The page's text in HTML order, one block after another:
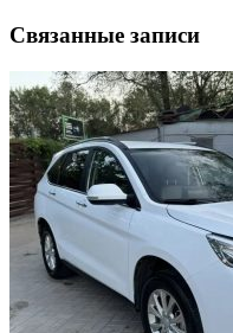
Связанные записи